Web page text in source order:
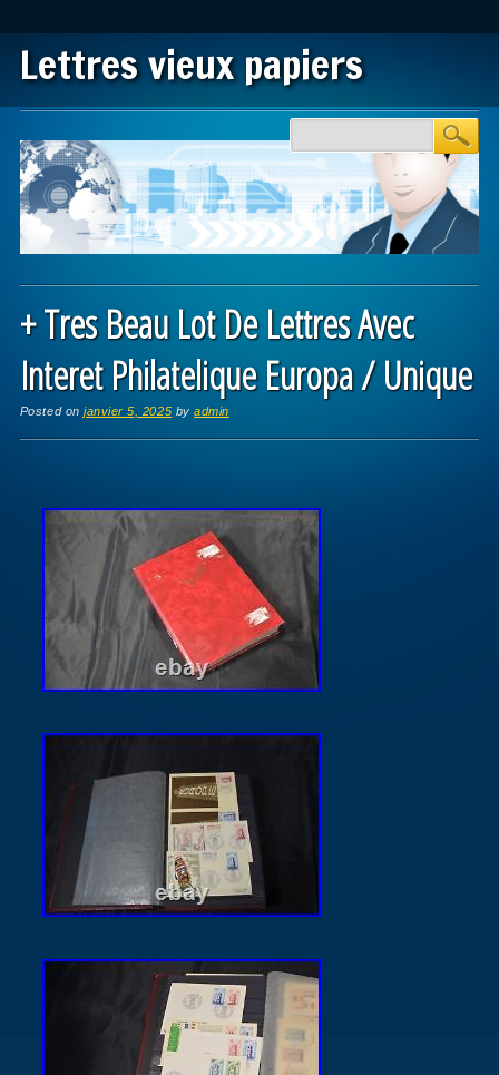
Lettres vieux papiers
Main menu
+ Tres Beau Lot De Lettres Avec
Interet Philatelique Europa / Unique
Posted onjanvier 5, 2025 byadmin